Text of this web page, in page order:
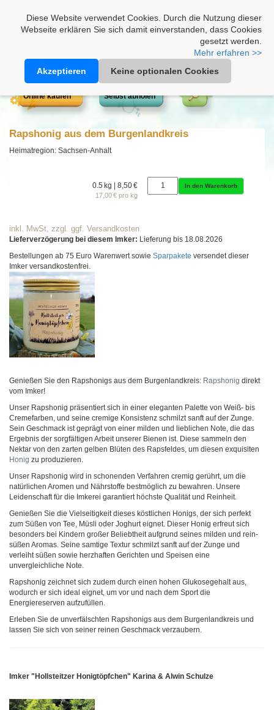
Diese Website verwendet Cookies. Durch die Nutzung dieser
Webseite erklären Sie sich damit einverstanden, dass Cookies
gesetzt werden.
Mehr erfahren >>
Akzeptieren
Keine optionalen Cookies
Online kaufen Selbst abholen
Rapshonig aus dem Burgenlandkreis
Heimatregion: Sachsen-Anhalt
0.5 kg | 8,50 €
17,00 € pro kg
In den Warenkorb
inkl. MwSt, zzgl. ggf. Versandkosten
Lieferverzögerung bei diesem Imker: Lieferung bis 18.08.2026
Bestellungen ab 75 Euro Warenwert sowie Sparpakete versendet dieser
Imker versandkostenfrei.
Genießen Sie den Rapshonigs aus dem Burgenlandkreis: Rapshonig direkt
vom Imker!
Unser Rapshonig präsentiert sich in einer eleganten Palette von Weiß- bis
Cremefarben, und seine cremige Konsistenz schmilzt sanft auf der Zunge.
Sein Geschmack ist geprägt von einer milden und lieblichen Note, die das
Ergebnis der sorgfältigen Arbeit unserer Bienen ist. Diese sammeln den
Nektar von den zarten gelben Blüten des Rapsfeldes, um diesen exquisiten
Honig zu produzieren.
Unser Rapshonig wird in schonenden Verfahren cremig gerührt, um die
natürlichen Aromen und Nährstoffe bestmöglich zu bewahren. Unsere
Leidenschaft für die Imkerei garantiert höchste Qualität und Reinheit.
Genießen Sie die Vielseitigkeit dieses köstlichen Honigs, der sich perfekt
zum Süßen von Tee, Müsli oder Joghurt eignet. Dieser Honig erfreut sich
besonders bei Kindern großer Beliebtheit aufgrund seines milden und rein-
süßen Aromas. Seine samtige Textur schmilzt sanft auf der Zunge und
verleiht süßen sowie herzhaften Gerichten und Speisen eine
unvergleichliche Note.
Rapshonig zeichnet sich zudem durch einen hohen Glukosegehalt aus,
wodurch er sich ideal eignet, um vor und nach dem Sport die
Energiereserven aufzufüllen.
Erleben Sie de unverfälschten Rapshonigs aus dem Burgenlandkreis und
lassen Sie sich von seiner reinen Geschmack verzaubern.
Imker "Hollsteitzer Honigtöpfchen" Karina & Alwin Schulze